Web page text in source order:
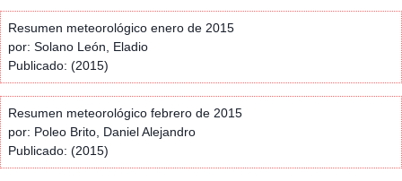
Resumen meteorológico enero de 2015
por: Solano León, Eladio
Publicado: (2015)
Resumen meteorológico febrero de 2015
por: Poleo Brito, Daniel Alejandro
Publicado: (2015)